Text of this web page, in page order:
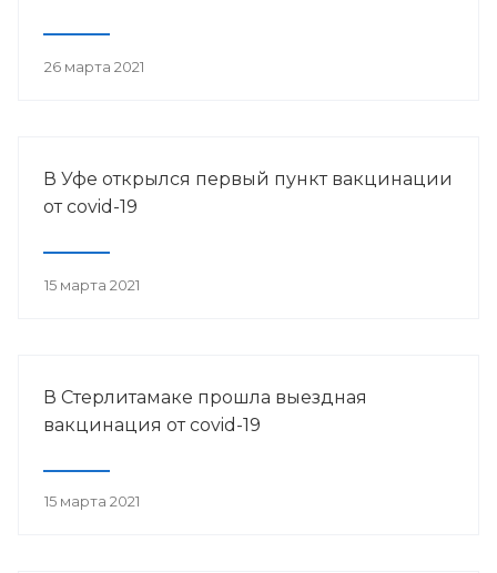
26 марта 2021
В Уфе открылся первый пункт вакцинации
от сovid-19
15 марта 2021
В Стерлитамаке прошла выездная
вакцинация от covid-19
15 марта 2021